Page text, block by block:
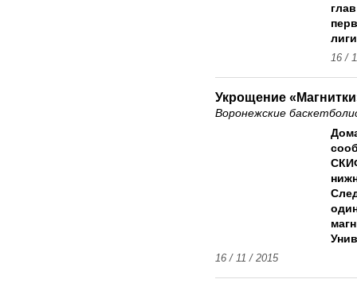
16 /
Укрощение
Воронежские
16 / 11 / 2015